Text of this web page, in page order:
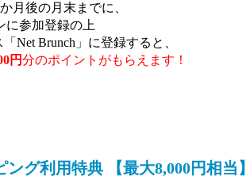
月後の月末までに、
に参加登録の上
Net Brunch」に登録すると、
円分のポイントがもらえます！
ング利用特典 【最大8,000円相当】